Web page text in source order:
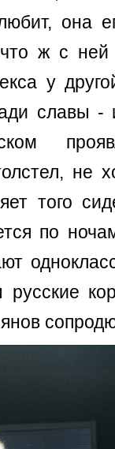
она
ж с ней
у
славы
не
того
по
русские